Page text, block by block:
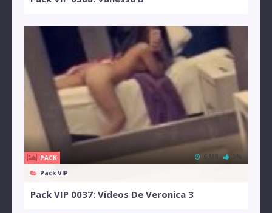
PACK
Pack VIP
6 MB 0%
Pack VIP 0037: Videos De Veronica 3